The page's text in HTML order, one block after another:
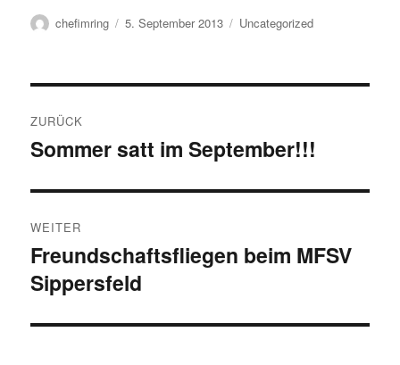
Autor
chefimring
Veröffentlicht
5. September 2013 Kategorien
Uncategorized
ZURÜCK
Vorheriger
Sommer satt im September!!!
WEITER
Nächster
Beitrag:
Freundschaftsfliegen beim MFSV
Sippersfeld